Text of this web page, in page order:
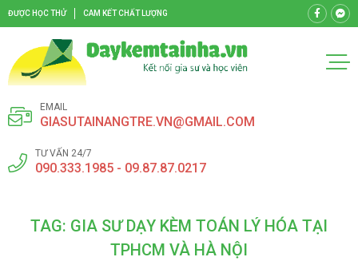
ĐƯỢC HỌC THỬ CAM KẾT CHẤT LƯỢNG
EMAIL
GIASUTAINANGTRE.VN@GMAIL.COM
TƯ VẤN 24/7
090.333.1985 - 09.87.87.0217
TAG: GIA SƯ DẠY KÈM TOÁN LÝ HÓA TẠI
TPHCM VÀ HÀ NỘI